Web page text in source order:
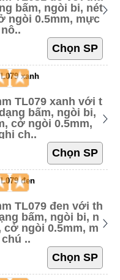
bấm, ngòi bi, nét
ngòi 0.5mm, mực
xanh
TL079 xanh với t
bấm, ngòi bi,
cở ngòi 0.5mm,
ch..
đen
TL079 đen với th
bấm, ngòi bi, n
cở ngòi 0.5mm, m
..